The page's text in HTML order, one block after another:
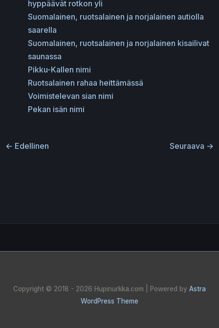
hyppäävät rotkon yli
Suomalainen, ruotsalainen ja norjalainen autiolla
saarella
Suomalainen, ruotsalainen ja norjalainen kisailivat
saunassa
Pikku-Kallen nimi
Ruotsalainen rahaa heittämässä
Voimistelevan sian nimi
Pekan isän nimi
← Edellinen Seuraava →
Copyright © 2018 - 2026 Hupinurkka.com | Powered by Astra
WordPress Theme